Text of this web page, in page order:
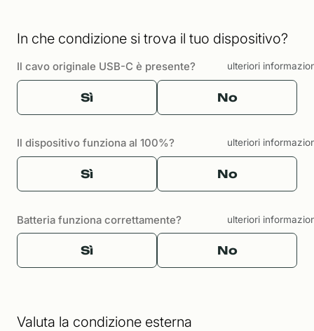
In che condizione si trova il tuo dispositivo?
Il cavo originale USB-C è presente? ulteriori
Sì No
Il dispositivo funziona al 100%? ulteriori
Sì No
Batteria funziona correttamente? ulteriori
Sì No
Valuta la condizione esterna